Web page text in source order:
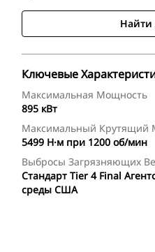
Найти
Ключевые
Максимальная Мощность
895 кВт
Максимальный Крутящий
5499 Н·м при 1200 об/мин
Выбросы Загрязняющих
Стандарт Tier 4 Final
среды США